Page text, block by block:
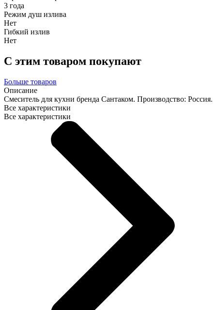
3 года
Режим душ излива
Нет
Гибкий излив
Нет
С этим товаром покупают
Больше товаров
Описание
Смеситель для кухни бренда Сантаком. Производство: Россия.
Все характеристики
Все характеристики